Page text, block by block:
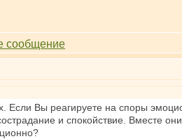
Если Вы реагируете на споры
и спокойствие. Вместе